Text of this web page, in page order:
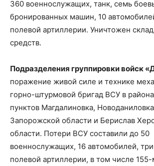
360 военнослужащих, танк, семь
бронированных машин, 10
полевой артиллерии. Уничтожен
средств.
Подразделения группировки войск
поражение живой силе и технике
горно-штурмовой бригад ВСУ в
пунктов Магдалиновка,
Запорожской области и Берислав
области. Потери ВСУ составили до 50
военнослужащих, 16 автомобилей,
полевой артиллерии, в том числе